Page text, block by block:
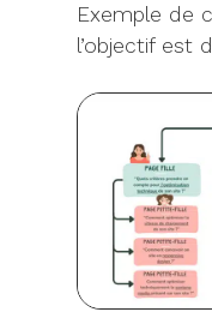
Exemple de
l’objectif est